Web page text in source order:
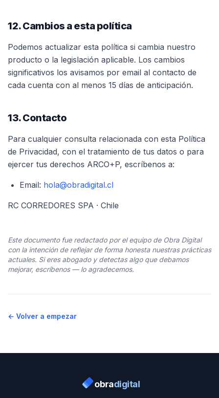
12. Cambios a esta política
Podemos actualizar esta política si cambia nuestro
producto o la legislación aplicable. Los cambios
significativos los avisamos por email al contacto de
cada cuenta con al menos 15 días de anticipación.
13. Contacto
Para cualquier consulta relacionada con esta Política
de Privacidad, con el tratamiento de tus datos o para
ejercer tus derechos ARCO+P, escríbenos a:
Email: hola@obradigital.cl
RC CORREDORES SPA · Chile
Este documento fue redactado por el equipo de Obra Digital
con la intención de reflejar de forma honesta nuestras prácticas
actuales. Si eres abogado y detectas algo que debamos
mejorar, escríbenos — lo agradecemos.
← Volver a empezar
obradigital